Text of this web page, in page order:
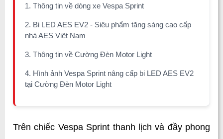
1. Thông tin về dòng xe Vespa Sprint
2. Bi LED AES EV2 - Siêu phẩm tăng sáng cao cấp
nhà AES Việt Nam
3. Thông tin về Cường Đèn Motor Light
4. Hình ảnh Vespa Sprint nâng cấp bi LED AES EV2
tại Cường Đèn Motor Light
Trên chiếc Vespa Sprint thanh lịch và đầy phong